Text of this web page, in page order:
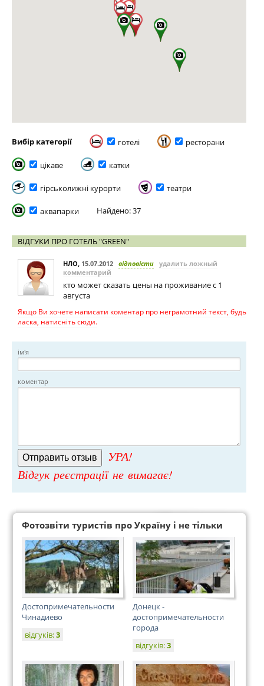
Вибір категорії готелі ресторани
цікаве катки
гірськолижні курорти театри
аквапарки Найдено: 37
ВІДГУКИ ПРО ГОТЕЛЬ "GREEN"
НЛО, 15.07.2012 відповісти удалить ложный
комментарий
кто может сказать цены на проживание с 1
августа
Якщо Ви хочете написати коментар про неграмотний текст, будь
ласка, натисніть сюди.
ім'я
коментар
УРА!
Відгук реєстрації не вимагає!
Фотозвіти туристів про Україну і не тільки
Достопримечательности
Чинадиево
відгуків:3
Донецк -
достопримечательности
города
відгуків:3